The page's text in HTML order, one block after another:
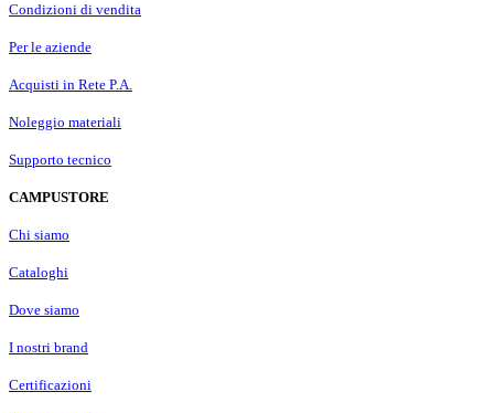
Condizioni di vendita
Per le aziende
Acquisti in Rete P.A.
Noleggio materiali
Supporto tecnico
CAMPUSTORE
Chi siamo
Cataloghi
Dove siamo
I nostri brand
Certificazioni